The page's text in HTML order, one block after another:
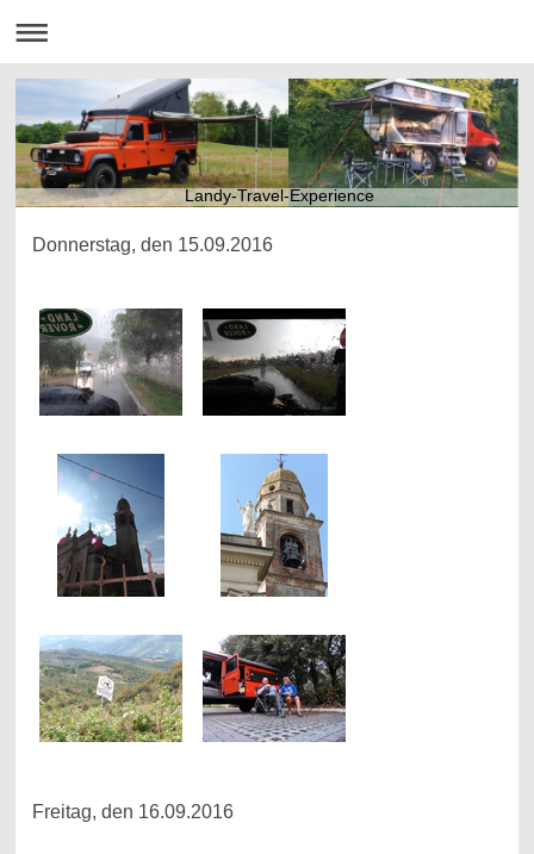
Landy-Travel-Experience
Donnerstag, den 15.09.2016
Freitag, den 16.09.2016